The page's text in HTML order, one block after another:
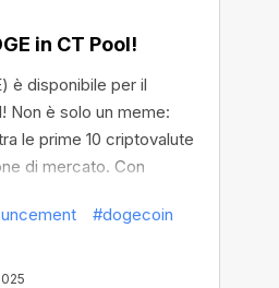
in CT Pool!
è disponibile per il
Non è solo un meme:
le prime 10 criptovalute
di mercato. Con
comprovata esperienza,
più popolari e in rapido
È una scelta
#dogecoin